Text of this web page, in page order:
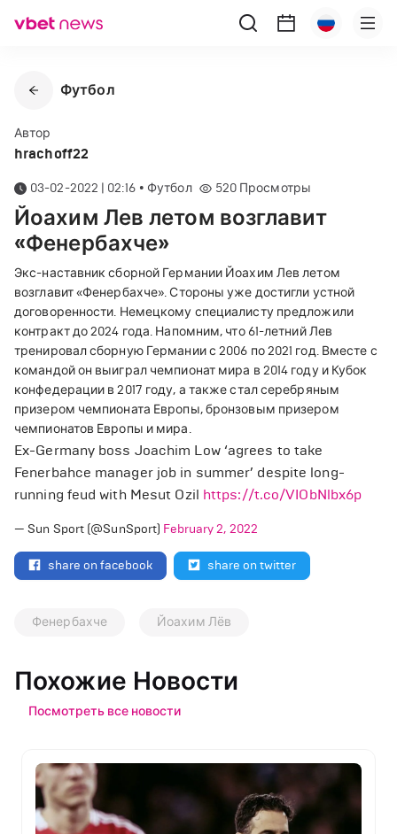
Футбол
Автор
hrachoff22
03-02-2022 | 02:16 • Футбол 520 Просмотры
Йоахим Лев летом возглавит
«Фенербахче»
Экс-наставник сборной Германии Йоахим Лев летом
возглавит «Фенербахче». Стороны уже достигли устной
договоренности. Немецкому специалисту предложили
контракт до 2024 года. Напомним, что 61-летний Лев
тренировал сборную Германии с 2006 по 2021 год. Вместе с
командой он выиграл чемпионат мира в 2014 году и Кубок
конфедерации в 2017 году, а также стал серебряным
призером чемпионата Европы, бронзовым призером
чемпионатов Европы и мира.
Ex-Germany boss Joachim Low ‘agrees to take
Fenerbahce manager job in summer’ despite long-
running feud with Mesut Ozil https://t.co/VIObNlbx6p
— Sun Sport (@SunSport) February 2, 2022
share on facebook share on twitter
Фенербахче Йоахим Лёв
Похожие Новости
Посмотреть все новости